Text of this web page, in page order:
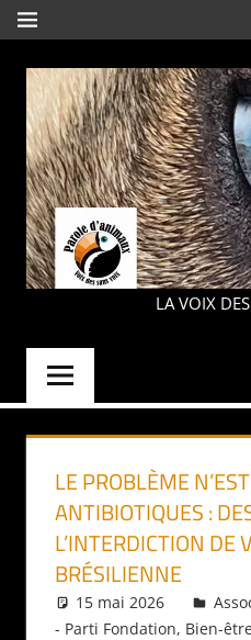
Aller
au
contenu
MENU
LA VOIX
LE PROBLÈME
ANTIBIOTIQUES :
L’INTERDICTION DE
BRÉSILIENNE
15 mai 2026
- Parti Fondation, Bien-